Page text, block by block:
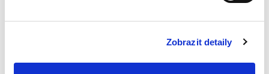
Zobrazit detaily
průmyslového vlastnictví v celé jeho šíři, včetně